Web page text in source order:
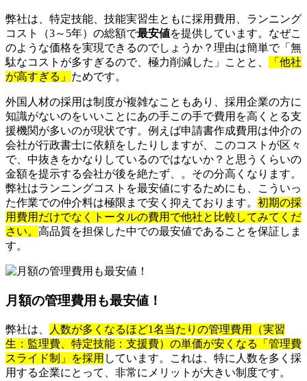
弊社は、特定技能、技能実習生ともに採用費用、ランニング
コスト（3～5年）の総額で最安値を提供しています。なぜこ
のような価格を実現できるのでしょうか？理由は簡単で「無
駄なコストが多すぎるので、極力削減した」ことと、
「他社
が高すぎる」 ためです。
外国人材の採用は制度が複雑なこともあり、採用企業の方に
知識がないのをいいことにあの手この手で費用を高くとる支
援機関が多いのが現状です。例えば申請書作成費用は仲介の
会社が行政書士に依頼をしたりしますが、このコストが区々
で、中抜きをかなりしているのではないか？と思うくらいの
金額を提示する会社が後を絶たず、。その分高くなります。
弊社はランニングコストを最安値にするためにも、こういっ
た作業での仲介料は極限まで安く抑えております。 初期の採
用費用だけでなくトータルの費用で他社と比較してみてくだ
さい。 高品質を担保した中での最安値であることを保証しま
す。
月額の管理費用も最安値！
弊社は、
人数が多くなるほど1名当たりの管理費用（実習
生：監理費、特定技能：支援費）の単価が安くなる「管理費
スライド制」を採用 しています。これは、特に人数を多く採
用する企業にとって、非常にメリットが大きい制度です。